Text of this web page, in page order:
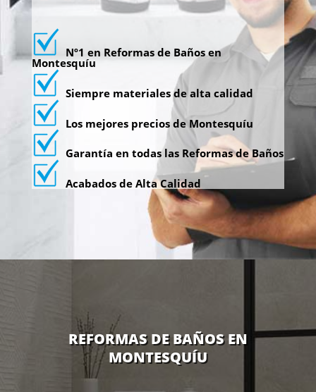
Nº1 en Reformas de Baños en
Montesquíu
Siempre materiales de alta calidad
Los mejores precios de Montesquíu
Garantía en todas las Reformas de Baños
Acabados de Alta Calidad
REFORMAS DE BAÑOS EN
MONTESQUÍU